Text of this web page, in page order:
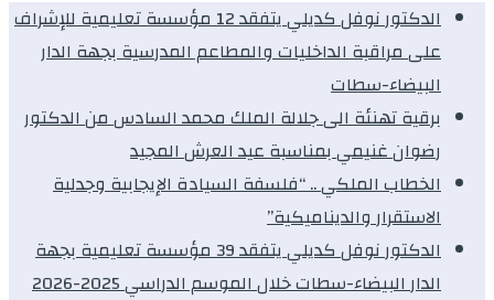
الدكتور نوفل كديلي يتفقد 12 مؤسسة تعليمية للإشراف
على مراقبة الداخليات والمطاعم المدرسية بجهة الدار
البيضاء-سطات
برقية تهنئة الى جلالة الملك محمد السادس من الدكتور
رضوان غنيمي بمناسبة عيد العرش المجيد
الخطاب الملكي .. “فلسفة السيادة الإيجابية وجدلية
الاستقرار والديناميكية”
الدكتور نوفل كديلي يتفقد 39 مؤسسة تعليمية بجهة
الدار البيضاء-سطات خلال الموسم الدراسي 2025-2026